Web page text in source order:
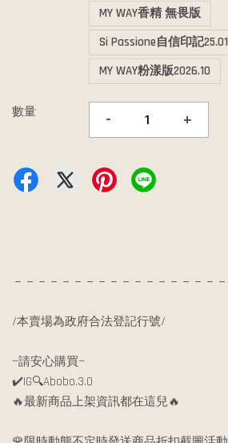
MY WAY香精 無畏版
Si Passione自信印記25.01
MY WAY粉漾版2026.10
數量 - +
－－－－－－－－－－－－－－－－－－
/本賣場為政府合法登記行號/
—請安心購買—
✔️IG🔍Abobo.3.0
🔥最新商品上架資訊都在這兒🔥